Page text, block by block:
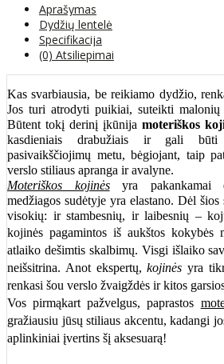
Aprašymas
Dydžių lentelė
Specifikacija
(0) Atsiliepimai
Kas svarbiausia, be reikiamo dydžio,
Jos turi atrodyti puikiai, suteikti
Būtent tokį derinį įkūnija moteriškos
kasdieniais drabužiais ir gali būti
pasivaikščiojimų metu, bėgiojant, taip
verslo stiliaus apranga ir avalyne.
Moteriškos kojinėsyra pakankamai
medžiagos sudėtyje yra elastano. Dėl
visokių: ir stambesnių, ir laibesnių –
kojinės pagamintos iš aukštos kokybės
atlaiko dešimtis skalbimų. Visgi išlaiko
neišsitrina. Anot ekspertų,kojinės yra
renkasi šou verslo žvaigždės ir kitos
Vos pirmąkart pažvelgus, paprastos
gražiausiu jūsų stiliaus akcentu, kadangi
aplinkiniai įvertins šį aksesuarą!